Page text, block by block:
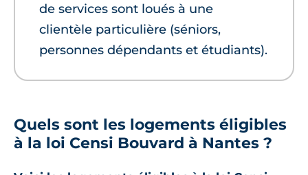
de services sont loués à une
clientèle particulière (séniors,
personnes dépendants et étudiants).
Quels sont les logements éligibles
à la loi Censi Bouvard à Nantes ?